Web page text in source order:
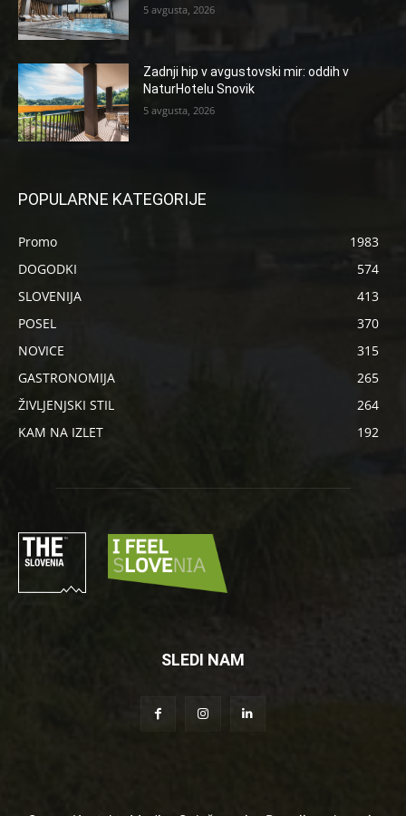
5 avgusta, 2026
Zadnji hip v avgustovski mir: oddih v
NaturHotelu Snovik
5 avgusta, 2026
POPULARNE KATEGORIJE
Promo
1983
DOGODKI
574
SLOVENIJA
413
POSEL
370
NOVICE
315
GASTRONOMIJA
265
ŽIVLJENJSKI STIL
264
KAM NA IZLET
192
SLEDI NAM